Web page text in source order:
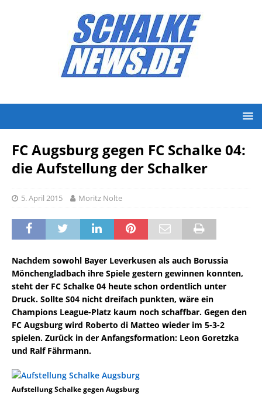
FC Augsburg gegen FC Schalke 04:
die Aufstellung der Schalker
5. April 2015 Moritz Nolte
Nachdem sowohl Bayer Leverkusen als auch Borussia
Mönchengladbach ihre Spiele gestern gewinnen konnten,
steht der FC Schalke 04 heute schon ordentlich unter
Druck. Sollte S04 nicht dreifach punkten, wäre ein
Champions League-Platz kaum noch schaffbar. Gegen den
FC Augsburg wird Roberto di Matteo wieder im 5-3-2
spielen. Zurück in der Anfangsformation: Leon Goretzka
und Ralf Fährmann.
Aufstellung Schalke gegen Augsburg